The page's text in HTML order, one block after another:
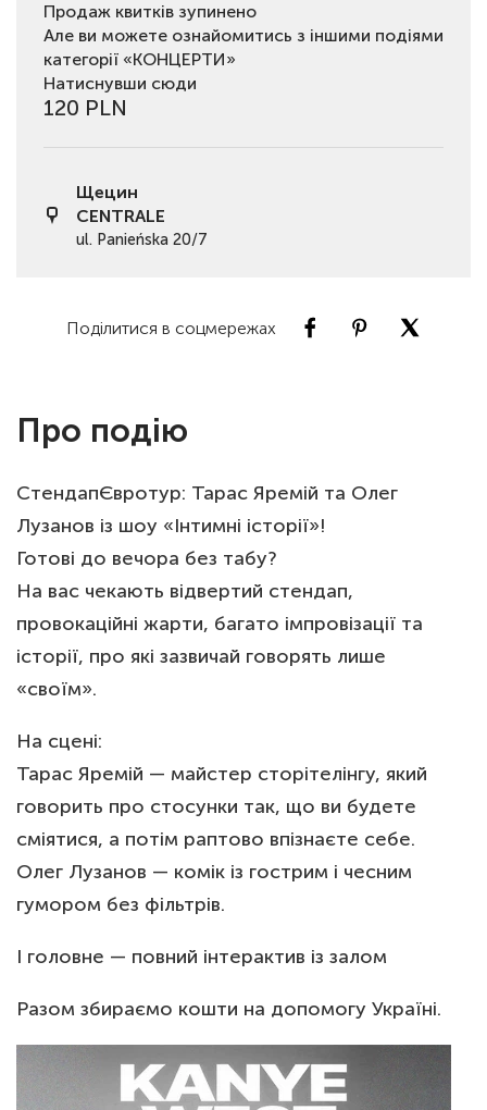
Продаж квитків зупинено
Але ви можете ознайомитись з іншими подіями
категорії «КОНЦЕРТИ»
Натиснувши сюди
120 PLN
Щецин
CENTRALE
ul. Panieńska 20/7
Поділитися в соцмережах
Про подію
СтендапЄвротур: Тарас Яремій та Олег
Лузанов із шоу «Інтимні історії»!
Готові до вечора без табу?
На вас чекають відвертий стендап,
провокаційні жарти, багато імпровізації та
історії, про які зазвичай говорять лише
«своїм».
На сцені:
Тарас Яремій — майстер сторітелінгу, який
говорить про стосунки так, що ви будете
сміятися, а потім раптово впізнаєте себе.
Олег Лузанов — комік із гострим і чесним
гумором без фільтрів.
І головне — повний інтерактив із залом
Разом збираємо кошти на допомогу Україні.